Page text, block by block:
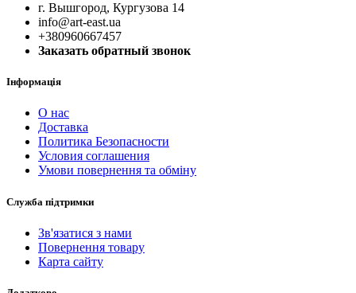
г. Вышгород, Кургузова 14
info@art-east.ua
+380960667457
Заказать обратный звонок
Інформація
О нас
Доставка
Политика Безопасности
Условия соглашения
Умови повернення та обміну
Служба підтримки
Зв'язатися з нами
Повернення товару
Карта сайту